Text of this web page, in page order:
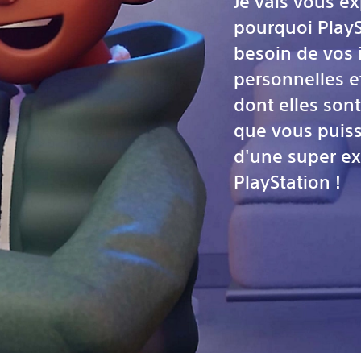
pourquoi
besoin de
personnelles
dont elles
que vous
d'une super
PlayStation !